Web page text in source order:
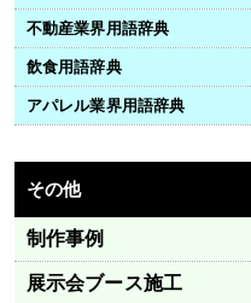
不動産業界用語辞典
飲食用語辞典
アパレル業界用語辞典
その他
制作事例
展示会ブース施工